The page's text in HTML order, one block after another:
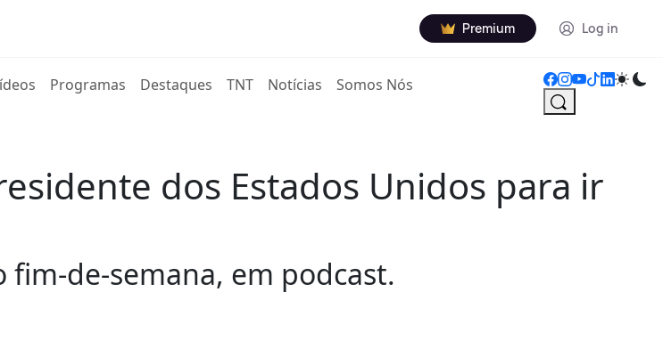
Premium Log in
Programas Destaques TNT Notícias Somos Nós
dos Estados Unidos para ir
de-semana, em podcast.